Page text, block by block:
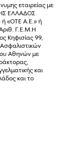
εταιρείας µε
ΕΛΛΑΔΟΣ
ή «ΟΤΕ Α.Ε.» ή
Γ.Ε.Μ.Η
Κηφισίας 99,
Αθηνών µε
και
και το